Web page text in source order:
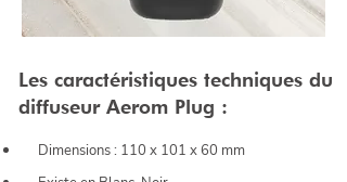
Les caractéristiques techniques du
diffuseur Aerom Plug :
Dimensions : 110 x 101 x 60 mm